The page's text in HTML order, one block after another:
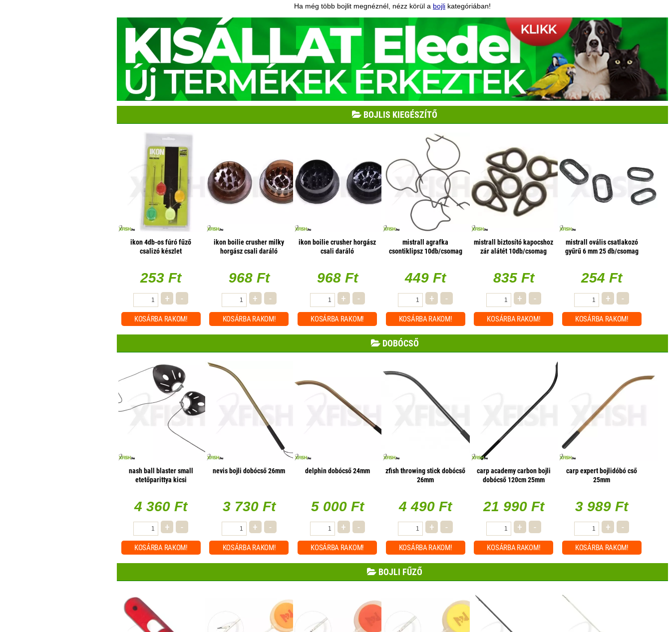
Ha még több bojlit megnéznél, nézz körül a bojli kategóriában!
BOJLIS KIEGÉSZÍTŐ
ikon 4db-os fúró fűző
csalizó készlet
253 Ft
+ -
KOSÁRBA RAKOM!
ikon boilie crusher milky
horgász csali daráló
968 Ft
+ -
KOSÁRBA RAKOM!
ikon boilie crusher horgász
csali daráló
968 Ft
+ -
KOSÁRBA RAKOM!
mistrall agrafka
csontiklipsz 10db/csomag
449 Ft
+ -
KOSÁRBA RAKOM!
mistrall biztosító kapocshoz
zár alátét 10db/csomag
835 Ft
+ -
KOSÁRBA RAKOM!
mistrall ovális csatlakozó
gyűrű 6 mm 25 db/csomag
254 Ft
+ -
KOSÁRBA RAKOM!
DOBÓCSŐ
nash ball blaster small
etetőparittya kicsi
4 360 Ft
+ -
KOSÁRBA RAKOM!
nevis bojli dobócső 26mm
3 730 Ft
+ -
KOSÁRBA RAKOM!
delphin dobócső 24mm
5 000 Ft
+ -
KOSÁRBA RAKOM!
zfish throwing stick dobócső
26mm
4 490 Ft
+ -
KOSÁRBA RAKOM!
carp academy carbon bojli
dobócső 120cm 25mm
21 990 Ft
+ -
KOSÁRBA RAKOM!
carp expert bojlidóbó cső
25mm
3 989 Ft
+ -
KOSÁRBA RAKOM!
BOJLI FŰZŐ